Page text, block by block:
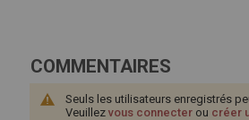
COMMENTAIRES
Seuls les utilisateurs enregistrés
Veuillez vous connecter ou créer